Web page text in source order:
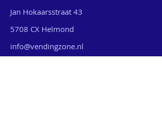
Jan Hokaarsstraat 43
5708 CX Helmond
info@vendingzone.nl